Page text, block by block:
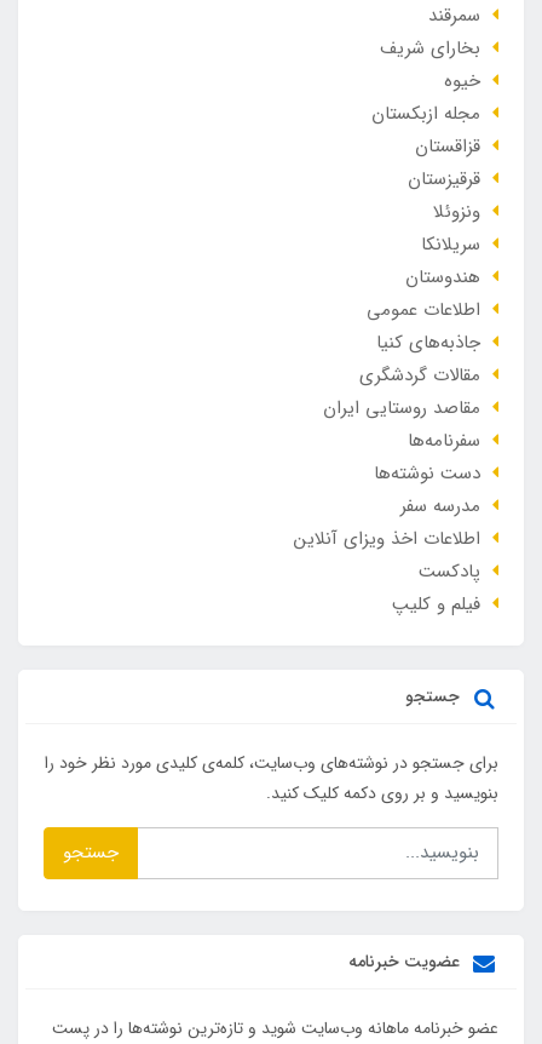
سمرقند
بخارای شریف
خیوه
مجله ازبکستان
قزاقستان
قرقیزستان
ونزوئلا
سریلانکا
هندوستان
اطلاعات عمومی
جاذبه‌های کنیا
مقالات گردشگری
مقاصد روستایی ایران
سفرنامه‌ها
دست نوشته‌ها
مدرسه سفر
اطلاعات اخذ ویزای آنلاین
پادکست
فیلم و کلیپ
جستجو
برای جستجو در نوشته‌های وب‌سایت، کلمه‌ی کلیدی مورد نظر خود را
بنویسید و بر روی دکمه کلیک کنید.
جستجو
عضویت خبرنامه
عضو خبرنامه ماهانه وب‌سایت شوید و تازه‌ترین نوشته‌ها را در پست